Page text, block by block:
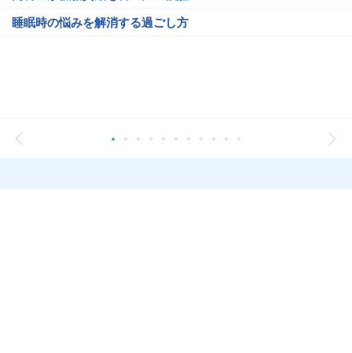
睡眠時の悩みを解消する過ごし方